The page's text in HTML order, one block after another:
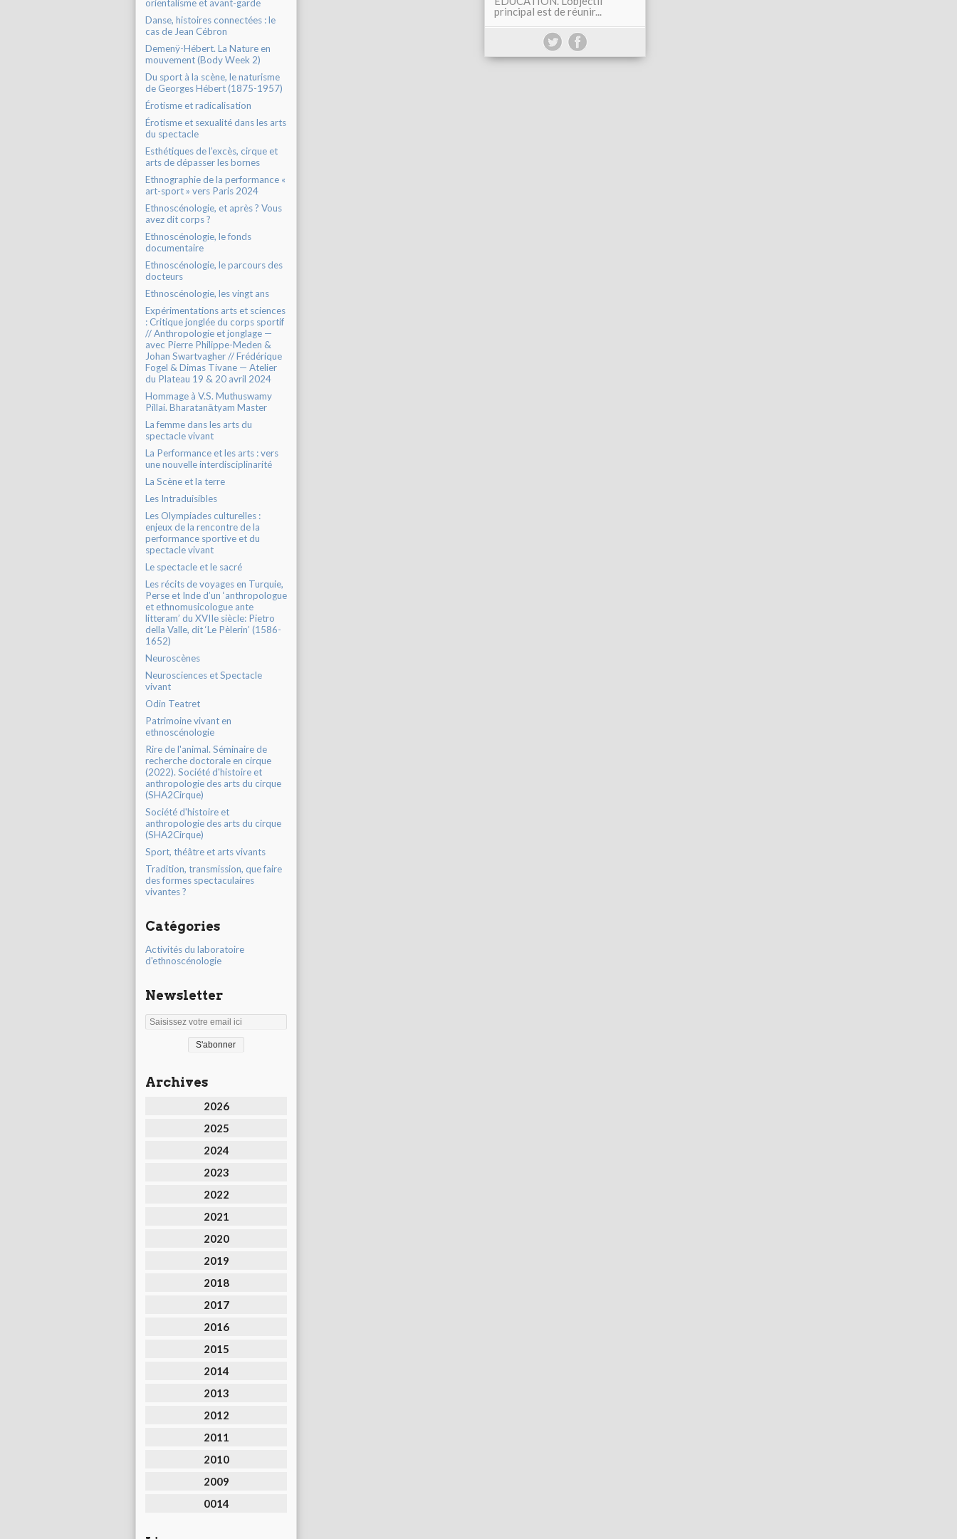
orientalisme et avant-garde
Danse, histoires connectées : le
cas de Jean Cébron
Demenÿ-Hébert. La Nature en
mouvement (Body Week 2)
Du sport à la scène, le naturisme
de Georges Hébert (1875-1957)
Érotisme et radicalisation
Érotisme et sexualité dans les arts
du spectacle
Esthétiques de l’excès, cirque et
arts de dépasser les bornes
Ethnographie de la performance «
art-sport » vers Paris 2024
Ethnoscénologie, et après ? Vous
avez dit corps ?
Ethnoscénologie, le fonds
documentaire
Ethnoscénologie, le parcours des
docteurs
Ethnoscénologie, les vingt ans
Expérimentations arts et sciences
: Critique jonglée du corps sportif
// Anthropologie et jonglage —
avec Pierre Philippe-Meden &
Johan Swartvagher // Frédérique
Fogel & Dimas Tivane — Atelier
du Plateau 19 & 20 avril 2024
Hommage à V.S. Muthuswamy
Pillai. Bharatanātyam Master
La femme dans les arts du
spectacle vivant
La Performance et les arts : vers
une nouvelle interdisciplinarité
La Scène et la terre
Les Intraduisibles
Les Olympiades culturelles :
enjeux de la rencontre de la
performance sportive et du
spectacle vivant
Le spectacle et le sacré
Les récits de voyages en Turquie,
Perse et Inde d’un ‘anthropologue
et ethnomusicologue ante
litteram’ du XVIIe siècle: Pietro
della Valle, dit ‘Le Pèlerin’ (1586-
1652)
Neuroscènes
Neurosciences et Spectacle
vivant
Odin Teatret
Patrimoine vivant en
ethnoscénologie
Rire de l'animal. Séminaire de
recherche doctorale en cirque
(2022). Société d'histoire et
anthropologie des arts du cirque
(SHA2Cirque)
Société d'histoire et
anthropologie des arts du cirque
(SHA2Cirque)
Sport, théâtre et arts vivants
Tradition, transmission, que faire
des formes spectaculaires
vivantes ?
Catégories
Activités du laboratoire
d'ethnoscénologie
Newsletter
Archives
2026
2025
2024
2023
2022
2021
2020
2019
2018
2017
2016
2015
2014
2013
2012
2011
2010
2009
0014
principal est de réunir...